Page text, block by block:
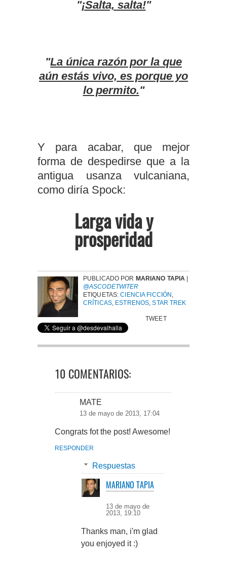
"¡Salta, salta!"
"La única razón por la que
aún estás vivo, es porque yo
lo permito."
Y para acabar, que mejor
forma de despedirse que a la
antigua usanza vulcaniana,
como diría Spock:
Larga vida y
prosperidad
PUBLICADO POR MARIANO TAPIA
@ASCODETWITER
ETIQUETAS:CIENCIA FICCIÓN ,
CRÍTICAS, ESTRENOS,STAR TREK
TWEET
10 COMENTARIOS:
MATE
13 de mayo de 2013, 17:04
Congrats fot the post! Awesome!
RESPONDER
Respuestas
MARIANO TAPIA
13 de mayo de
2013, 19:10
Thanks man, i'm glad
you enjoyed it :)